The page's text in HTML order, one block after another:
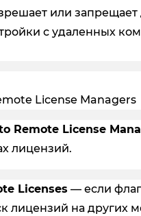
или
с удаленных
License Managers
Remote License
лицензий.
Licenses — если
лицензий на других